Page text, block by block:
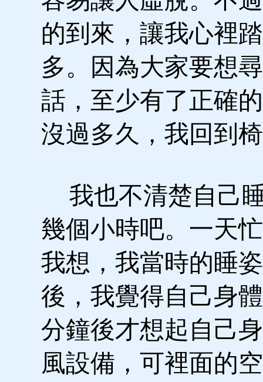
的到來，讓我心裡
多。因為大家要想
話，至少有了正確
沒過多久，我回到
我也不清楚自己
幾個小時吧。一天
我想，我當時的睡
後，我覺得自己身
分鐘後才想起自己
風設備，可裡面的